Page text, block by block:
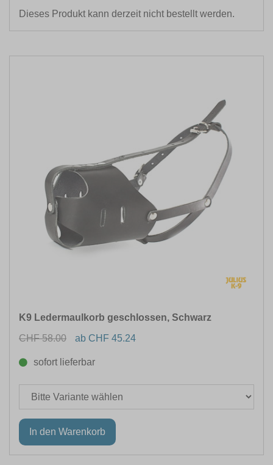
Dieses Produkt kann derzeit nicht bestellt werden.
K9 Ledermaulkorb geschlossen, Schwarz
CHF 58.00
ab CHF 45.24
sofort lieferbar